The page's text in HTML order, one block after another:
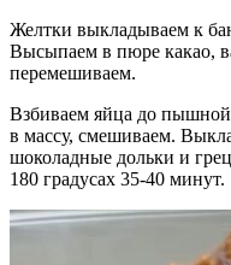
Желтки выкладываем к
Высыпаем в пюре какао,
перемешиваем.
Взбиваем яйца до
в массу, смешиваем.
шоколадные дольки и
180 градусах 35-40 минут.